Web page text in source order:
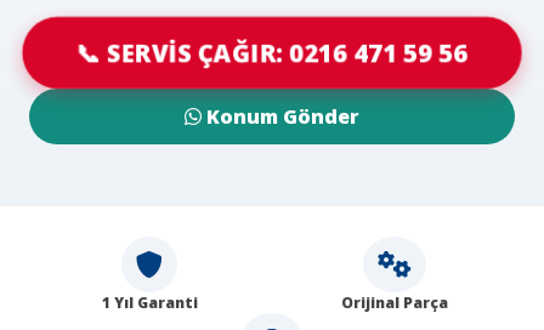
📞 SERVİS ÇAĞIR: 0216 471 59 56
Konum Gönder
1 Yıl Garanti Orijinal Parça